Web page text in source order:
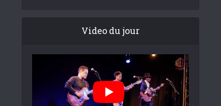
Video du jour